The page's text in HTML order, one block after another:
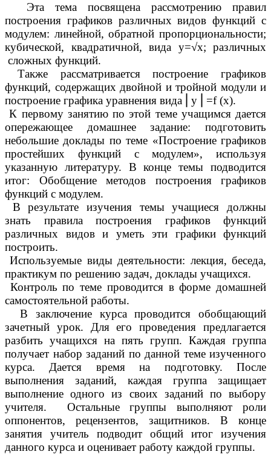
Эта тема посвящена рассмотрению правил
построения графиков различных видов функций с
модулем: линейной, обратной пропорциональности;
кубической, квадратичной, вида y=√x; различных
сложных функций.
Также рассматривается построение графиков
функций, содержащих двойной и тройной модули и
построение графика уравнения вида
y
=f (x).
К первому занятию по этой теме учащимся дается
опережающее домашнее задание: подготовить
небольшие доклады по теме «Построение графиков
простейших функций с модулем», используя
указанную литературу. В конце темы подводится
итог: Обобщение методов построения графиков
функций с модулем.
В результате изучения темы учащиеся должны
знать правила построения графиков функций
различных видов и уметь эти графики функций
построить.
Используемые виды деятельности: лекция, беседа,
практикум по решению задач, доклады учащихся.
Контроль по теме проводится в форме домашней
самостоятельной работы.
В заключение курса проводится обобщающий
зачетный урок. Для его проведения предлагается
разбить учащихся на пять групп. Каждая группа
получает набор заданий по данной теме изученного
курса. Дается время на подготовку. После
выполнения заданий, каждая группа защищает
выполнение одного из своих заданий по выбору
учителя. Остальные группы выполняют роли
оппонентов, рецензентов, защитников. В конце
занятия учитель подводит общий итог изучения
данного курса и оценивает работу каждой группы.